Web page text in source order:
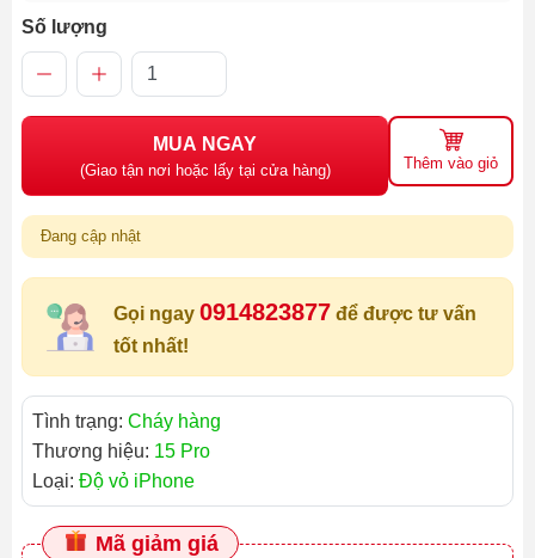
Số lượng
MUA NGAY
(Giao tận nơi hoặc lấy tại cửa hàng) Thêm vào giỏ
Đang cập nhật
Gọi ngay 0914823877 để được tư vấn
tốt nhất!
Tình trạng: Cháy hàng
Thương hiệu: 15 Pro
Loại: Độ vỏ iPhone
Mã giảm giá